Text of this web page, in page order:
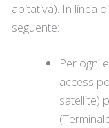
abitativa). In linea
seguente:
Per ogni
access
satellite)